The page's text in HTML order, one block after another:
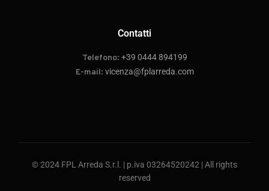
Contatti
Telefono: +39 0444 894199
E-mail: vicenza@fplarreda.com
© 2024 FPL Arreda S.r.l. | p.iva 03264520242 | All rights
reserved